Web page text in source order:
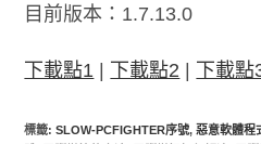
目前版本：1.7.13.0
下載點1 下載點2 下載點
標籤:SLOW-PCFIGHTER序號, 惡意軟體程